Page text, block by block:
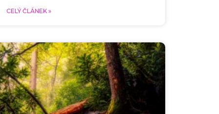
CELÝ ČLÁNEK »